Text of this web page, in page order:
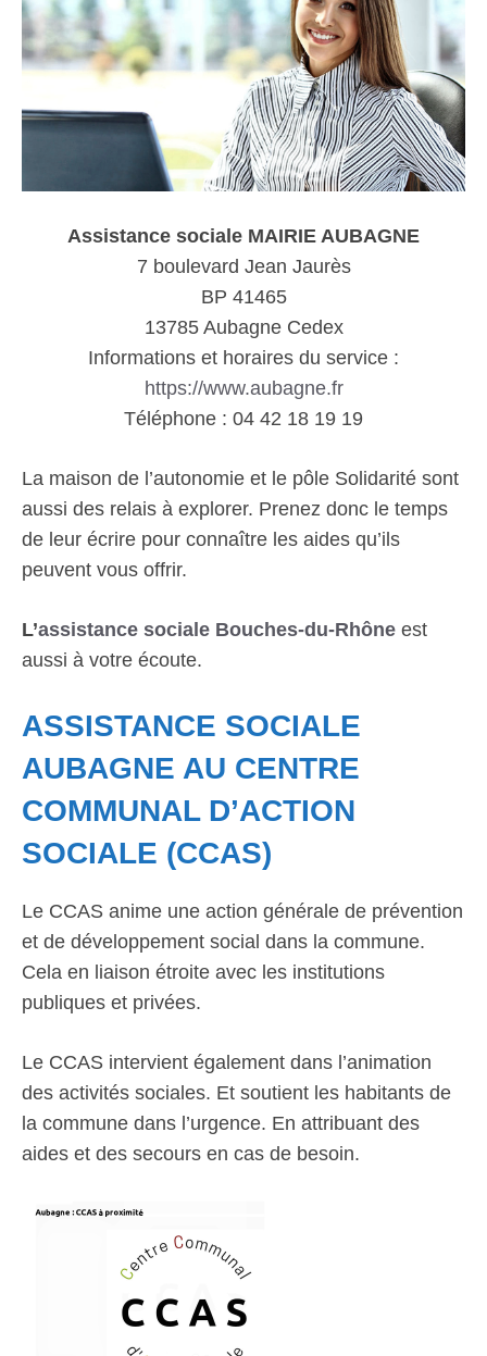
Assistance sociale MAIRIE AUBAGNE
7 boulevard Jean Jaurès
BP 41465
13785 Aubagne Cedex
Informations et horaires du service :
https://www.aubagne.fr
Téléphone : 04 42 18 19 19
La maison de l’autonomie et le pôle Solidarité sont
aussi des relais à explorer. Prenez donc le temps
de leur écrire pour connaître les aides qu’ils
peuvent vous offrir.
L’assistance sociale Bouches-du-Rhône est
aussi à votre écoute.
ASSISTANCE SOCIALE
AUBAGNE AU CENTRE
COMMUNAL D’ACTION
SOCIALE (CCAS)
Le CCAS anime une action générale de prévention
et de développement social dans la commune.
Cela en liaison étroite avec les institutions
publiques et privées.
Le CCAS intervient également dans l’animation
des activités sociales. Et soutient les habitants de
la commune dans l’urgence. En attribuant des
aides et des secours en cas de besoin.